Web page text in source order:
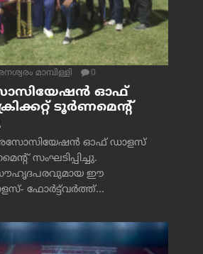
മാമ്പിള്ളി 0
ഓഫ്
ടൂർണമെന്റ്
ഓഫ് ഡാളസ്
സംഘടിപ്പിച്ചു.
ഈ
ഫോർട്ട്‌വര്‍ത്ത്...